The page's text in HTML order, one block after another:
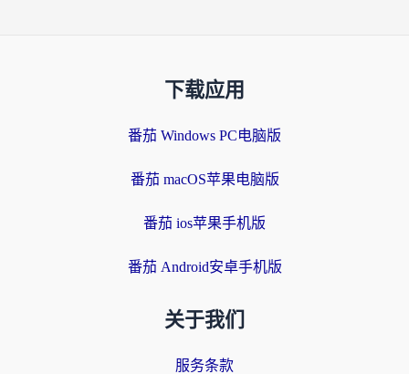
下载应用
番茄 Windows PC电脑版
番茄 macOS苹果电脑版
番茄 ios苹果手机版
番茄 Android安卓手机版
关于我们
服务条款